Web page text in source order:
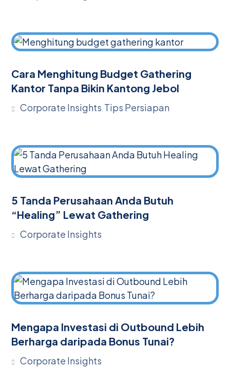
Cara Menghitung Budget Gathering
Kantor Tanpa Bikin Kantong Jebol
Corporate Insights, Tips Persiapan
5 Tanda Perusahaan Anda Butuh
“Healing” Lewat Gathering
Corporate Insights
Mengapa Investasi di Outbound Lebih
Berharga daripada Bonus Tunai?
Corporate Insights